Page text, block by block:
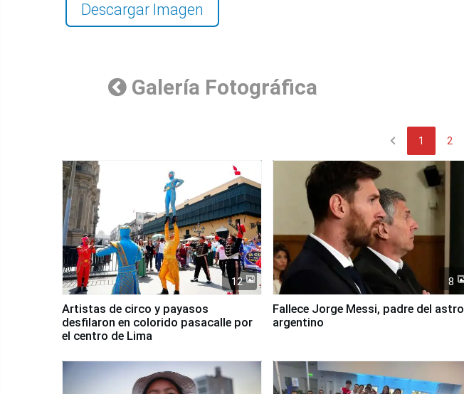
Descargar Imagen
Galería Fotográfica
chevron_left 1 2
12
Artistas de circo y payasos
desfilaron en colorido pasacalle por
el centro de Lima
8
Fallece Jorge Messi, padre del astro
argentino